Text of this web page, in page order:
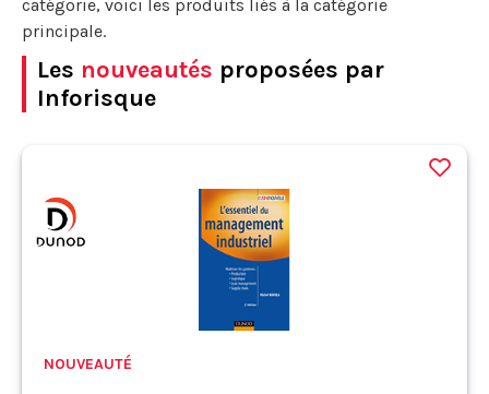
catégorie, voici les produits liés à la catégorie
principale.
Les nouveautés proposées par
Inforisque
NOUVEAUTÉ